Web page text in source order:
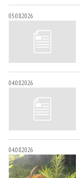
05.08.2026
04.08.2026
04.08.2026